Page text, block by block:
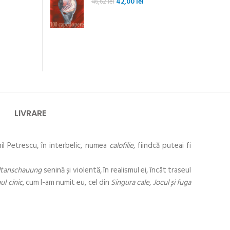
LIVRARE
Petrescu, în interbelic, numea calofilie, fiindcă puteai fi
senină și violentă, în realismul ei, încât traseul
cinic, cum l-am numit eu, cel din Singura cale,Jocul și fuga